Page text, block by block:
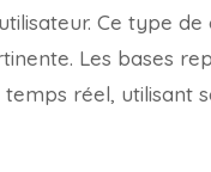
Ce type
Les bases
réel, utilisant